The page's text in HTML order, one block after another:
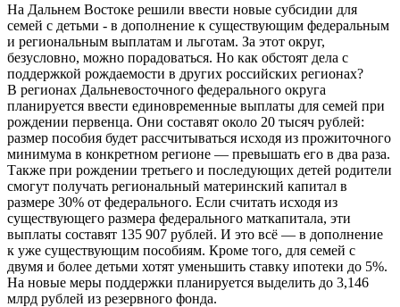
На Дальнем Востоке решили ввести новые субсидии для
семей с детьми - в дополнение к существующим федеральным
и региональным выплатам и льготам. За этот округ,
безусловно, можно порадоваться. Но как обстоят дела с
поддержкой рождаемости в других российских регионах?
В регионах Дальневосточного федерального округа
планируется ввести единовременные выплаты для семей при
рождении первенца. Они составят около 20 тысяч рублей:
размер пособия будет рассчитываться исходя из прожиточного
минимума в конкретном регионе — превышать его в два раза.
Также при рождении третьего и последующих детей родители
смогут получать региональный материнский капитал в
размере 30% от федерального. Если считать исходя из
существующего размера федерального маткапитала, эти
выплаты составят 135 907 рублей. И это всё — в дополнение
к уже существующим пособиям. Кроме того, для семей с
двумя и более детьми хотят уменьшить ставку ипотеки до 5%.
На новые меры поддержки планируется выделить до 3,146
млрд рублей из резервного фонда.